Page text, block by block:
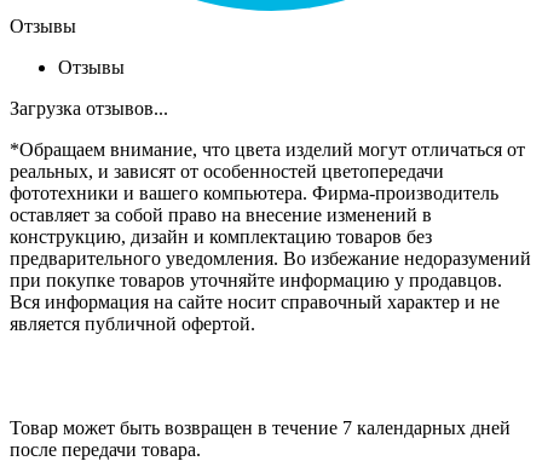
Отзывы
Отзывы
Загрузка отзывов...
*Обращаем внимание, что цвета изделий могут отличаться от
реальных, и зависят от особенностей цветопередачи
фототехники и вашего компьютера. Фирма-производитель
оставляет за собой право на внесение изменений в
конструкцию, дизайн и комплектацию товаров без
предварительного уведомления. Во избежание недоразумений
при покупке товаров уточняйте информацию у продавцов.
Вся информация на сайте носит справочный характер и не
является публичной офертой.
Товар может быть возвращен в течение 7 календарных дней
после передачи товара.